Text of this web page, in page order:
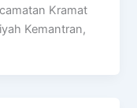
Kramat
Kemantran,